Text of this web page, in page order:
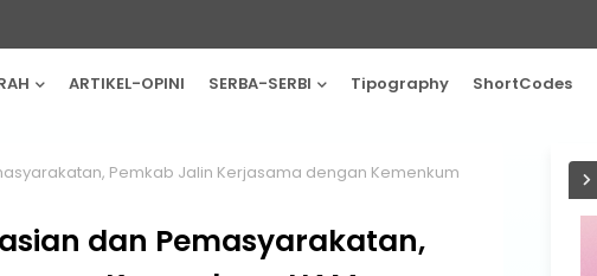
ARTIKEL-OPINI SERBA-SERBI Tipography ShortCodes
Pemkab Jalin Kerjasama dengan Kemenkum
dan Pemasyarakatan,